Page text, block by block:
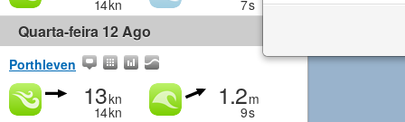
14kn 7s
Quarta-feira 12 Ago
Porthleven
13kn
14kn
1.2m
9s